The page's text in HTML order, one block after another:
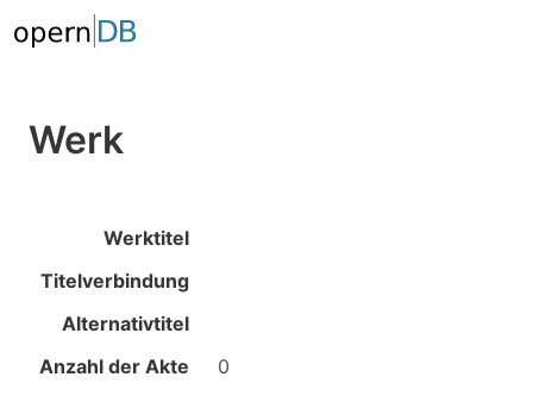
Werk
Werktitel
Titelverbindung
Alternativtitel
Anzahl der Akte
0